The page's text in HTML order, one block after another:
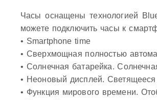
Часы оснащены технологией
можете подключить часы к
• Smartphone time
• Сверхмощная полностью
• Солнечная батарейка.
• Неоновый дисплей. Светящееся
• Функция мирового времени.